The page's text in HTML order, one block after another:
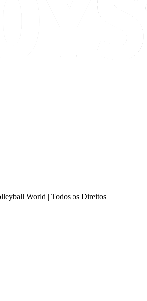
World | Todos os Direitos